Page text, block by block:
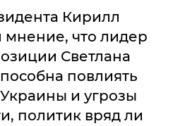
Кирилл
мнение, что лидер
Светлана
повлиять
и угрозы
политик вряд ли